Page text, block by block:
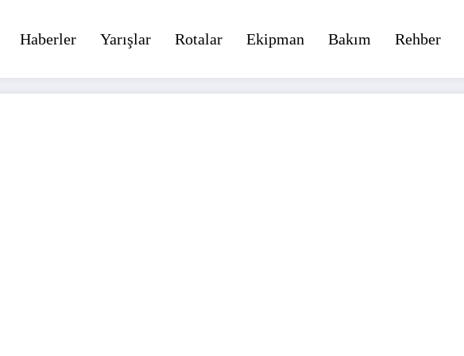
Haberler Yarışlar Rotalar Ekipman Bakım Rehber